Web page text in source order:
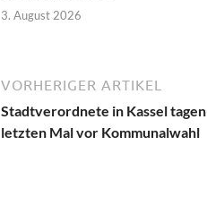
3. August 2026
VORHERIGER ARTIKEL
Stadtverordnete in Kassel
letzten Mal vor Kommunalwahl